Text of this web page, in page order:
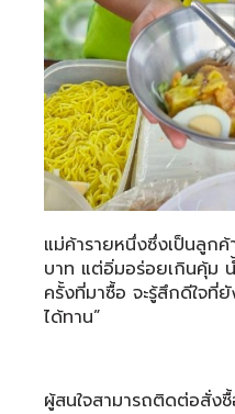
แม่ค้ารายหนึ่งซึ่งเป็นลูกค้
บาท แต่อิ่มอร่อยเกินคุ้ม
ครั้งที่มาซื้อ จะรู้สึกดีใจที่
ได้ทาน”
ผู้สนใจสามารถติดต่อสั่ง